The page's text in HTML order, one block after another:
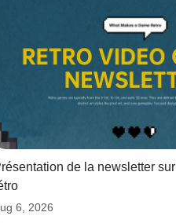
de la newsletter
6, 2026